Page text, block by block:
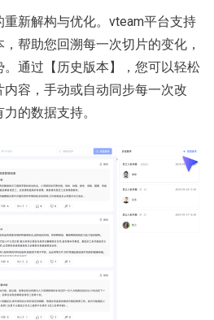
新解构与优化。vteam平台支持
帮助您回溯每一次切片的变化，
通过【历史版本】，您可以轻松
容，手动或自动同步每一次改
的数据支持。